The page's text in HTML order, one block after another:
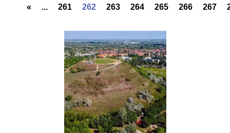
« ... 261 262 263 264 265 266 267